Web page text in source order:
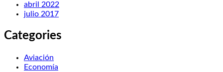
abril 2022
julio 2017
Categories
Aviación
Economía